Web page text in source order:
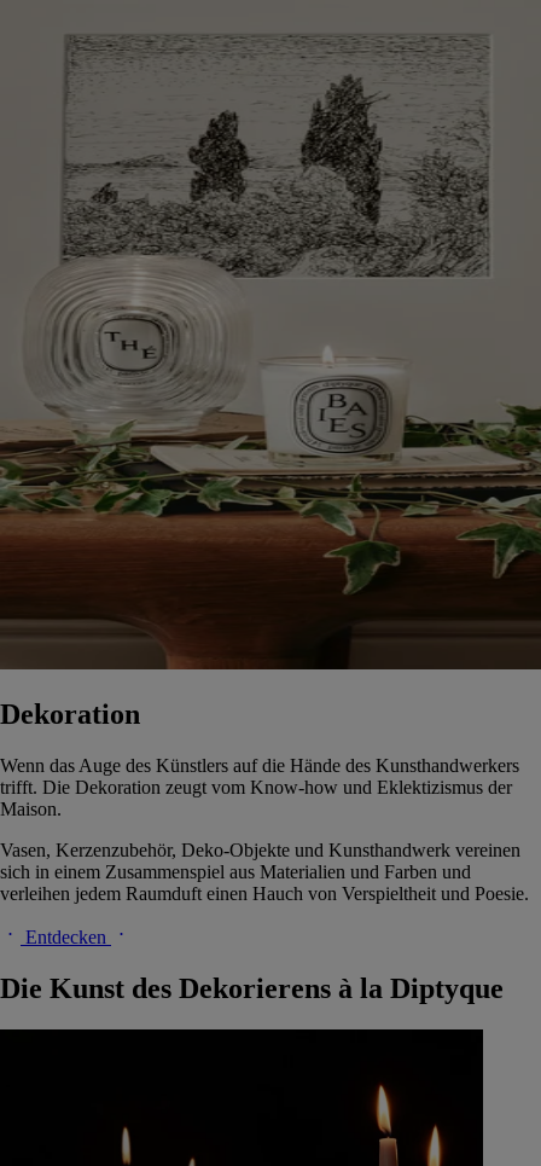
Dekoration
Wenn das Auge des Künstlers auf die Hände des Kunsthandwerkers
trifft. Die Dekoration zeugt vom Know-how und Eklektizismus der
Maison.
Vasen, Kerzenzubehör, Deko-Objekte und Kunsthandwerk vereinen
sich in einem Zusammenspiel aus Materialien und Farben und
verleihen jedem Raumduft einen Hauch von Verspieltheit und Poesie.
Entdecken
Die Kunst des Dekorierens à la Diptyque